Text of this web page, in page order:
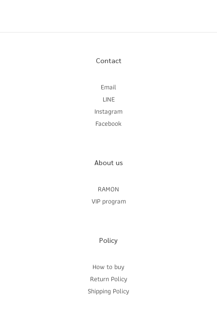
Contact
Email
LINE
Instagram
Facebook
About us
RAMON
VIP program
Policy
How to buy
Return Policy
Shipping Policy